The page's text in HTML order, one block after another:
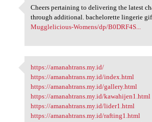
Cheers pertaining to
Cheers pertaining to delivering the latest
through additional. bachelorette lingerie
Mugglelicious-Womens/dp/B0DRF4S...
https://amanahtrans.my.id/
https://amanahtrans.my.id/
https://amanahtrans.my.id/index.html
https://amanahtrans.my.id/gallery.html
https://amanahtrans.my.id/kawahijen1.html
https://amanahtrans.my.id/lider1.html
https://amanahtrans.my.id/rafting1.html